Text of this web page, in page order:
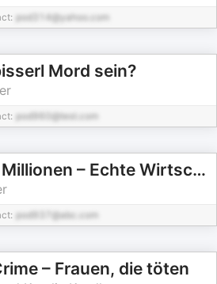
pod314@yahoo.com
Mord sein?
pod960@test.com
Macht und Millionen – Echte Wirtschaftskrimis
pod937@abc.com
– Frauen, die töten